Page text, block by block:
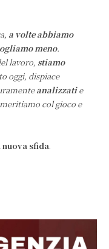
a volte abbiamo
meno.
lavoro, stiamo
oggi, dispiace
analizzatie
col gioco e
nuova sfida.